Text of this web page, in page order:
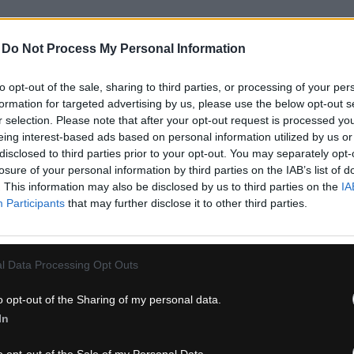
Do Not Process My Personal Information
opt-out of the sale, sharing to third parties, or processing of your
for targeted advertising by us, please use the below opt-out
selection. Please note that after your opt-out request is processed
interest-based ads based on personal information utilized by us
to third parties prior to your opt-out. You may separately
of your personal information by third parties on the IAB’s list of
This information may also be disclosed by us to third parties on the
Participants that may further disclose it to other third parties.
Data Processing Opt Outs
opt-out of the Sharing of my personal data.
cyklistika, outdoor). Pri výrobe používa inovatívne
cyklistamiuž viac ako 60 rokov. Okrem talianskej
Sagan.